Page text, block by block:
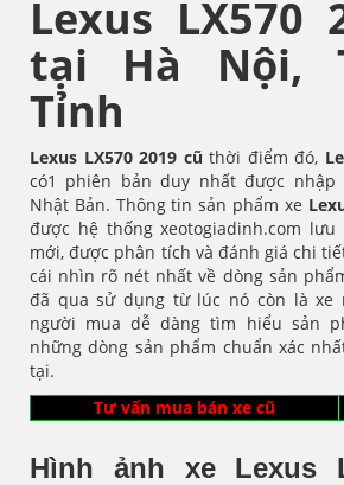
Lexus LX570
tại Hà Nội,
Tỉnh
Lexus LX570 2019 cũ thời điểm đó,
có1 phiên bản duy nhất được nhập
Nhật Bản. Thông tin sản phẩm xe
được hệ thống xeotogiadinh.com
mới, được phân tích và đánh giá chi
cái nhìn rõ nét nhất về dòng sản
đã qua sử dụng từ lúc nó còn là xe
người mua dễ dàng tìm hiểu sản
những dòng sản phẩm chuẩn xác
tại.
Tư vấn mua bán xe cũ
Hình ảnh xe Lexus